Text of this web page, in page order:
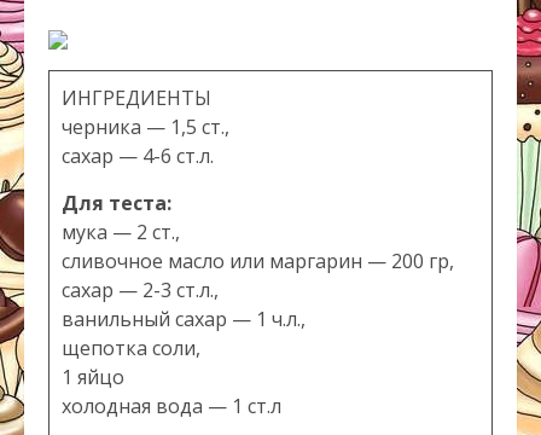
ИНГРЕДИЕНТЫ
черника — 1,5 ст.,
сахар — 4-6 ст.л.
Для теста:
мука — 2 ст.,
сливочное масло или маргарин — 200 гр,
сахар — 2-3 ст.л.,
ванильный сахар — 1 ч.л.,
щепотка соли,
1 яйцо
холодная вода — 1 ст.л